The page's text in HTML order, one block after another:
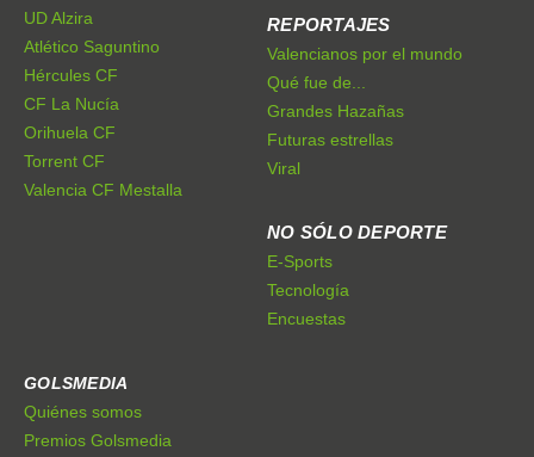
UD Alzira
Atlético Saguntino
Hércules CF
CF La Nucía
Orihuela CF
Torrent CF
Valencia CF Mestalla
REPORTAJES
Valencianos por el mundo
Qué fue de...
Grandes Hazañas
Futuras estrellas
Viral
NO SÓLO DEPORTE
E-Sports
Tecnología
Encuestas
GOLSMEDIA
Quiénes somos
Premios Golsmedia